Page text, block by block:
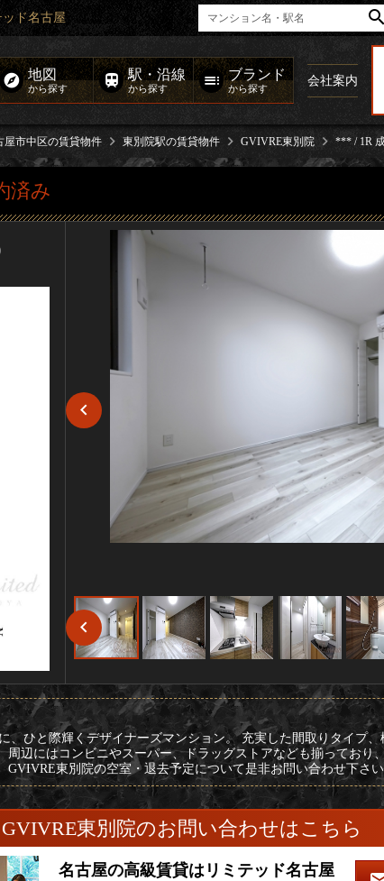
ド名古屋
地図
から探す
駅・沿線
から探す
ブランド
から探す
会社案内
屋市中区の賃貸物件 東別院駅の賃貸物件 GVIVRE東別院 *** / 1R
済み
、ひと際輝くデザイナーズマンション。 充実した間取りタイプ
辺にはコンビニやスーパー、ドラッグストアなども揃っており
東別院の空室・退去予定について是非お問い合わせ下さ
GVIVRE東別院のお問い合わせはこちら
名古屋の高級賃貸はリミテッド名古屋